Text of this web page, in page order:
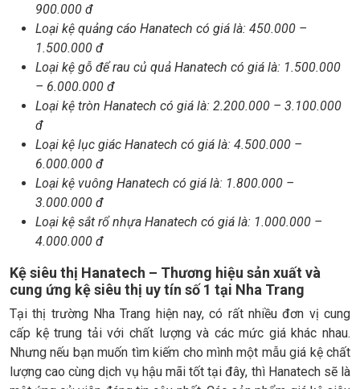
900.000 đ
Loại kệ quảng cáo Hanatech có giá là: 450.000 –
1.500.000 đ
Loại kệ gỗ để rau củ quả Hanatech có giá là: 1.500.000
– 6.000.000 đ
Loại kệ tròn Hanatech có giá là: 2.200.000 – 3.100.000
đ
Loại kệ lục giác Hanatech có giá là: 4.500.000 –
6.000.000 đ
Loại kệ vuông Hanatech có giá là: 1.800.000 –
3.000.000 đ
Loại kệ sắt rổ nhựa Hanatech có giá là: 1.000.000 –
4.000.000 đ
Kệ siêu thị Hanatech – Thương hiệu sản xuất và
cung ứng kệ siêu thị uy tín số 1 tại Nha Trang
Tại thị trường Nha Trang hiện nay, có rất nhiều đơn vị cung
cấp kệ trung tải với chất lượng và các mức giá khác nhau.
Nhưng nếu bạn muốn tìm kiếm cho mình một mẫu giá kệ chất
lượng cao cùng dịch vụ hậu mãi tốt tại đây, thì Hanatech sẽ là